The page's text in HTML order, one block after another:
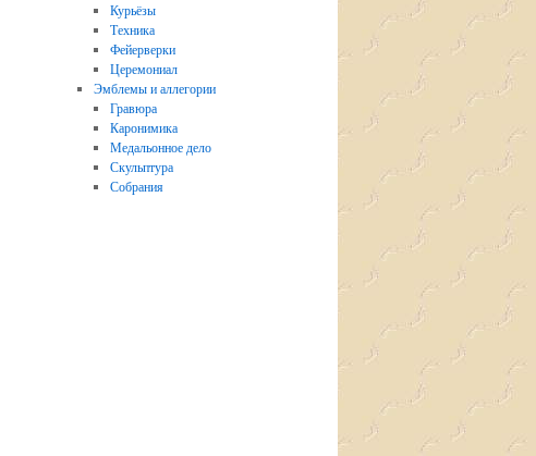
Курьёзы
Техника
Фейерверки
Церемониал
Эмблемы и аллегории
Гравюра
Каронимика
Медальонное дело
Скульптура
Собрания